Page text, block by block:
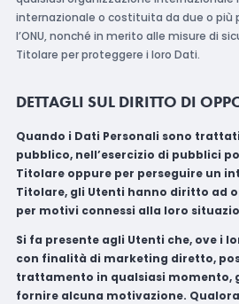
internazionale o costituita da due o più
l’ONU, nonché in merito alle misure di
Titolare per proteggere i loro Dati.
DETTAGLI SUL DIRITTO DI
Quando i Dati Personali sono
pubblico, nell’esercizio di pubblici
Titolare oppure per perseguire un
Titolare, gli Utenti hanno diritto ad
per motivi connessi alla loro
Si fa presente agli Utenti che, ove i
con finalità di marketing diretto,
trattamento in qualsiasi momento,
fornire alcuna motivazione.